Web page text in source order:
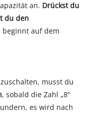
an. Drückst du
du den
beginnt auf dem
musst du
, sobald die Zahl „8“
es wird nach